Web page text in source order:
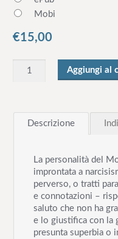
Mobi
€15,00
Aggiungi al
Descrizione
La personalità del
improntata a
perverso, o tratti
e connotazioni –
saluto che non ha
e lo giustifica con la
presunta superbia o